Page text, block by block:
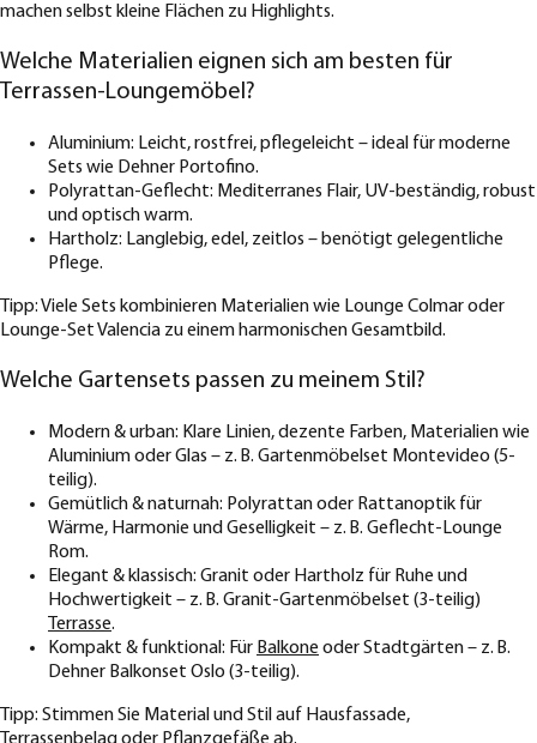
machen selbst kleine Flächen zu Highlights.
Welche Materialien eignen sich am besten für
Terrassen-Loungemöbel?
Aluminium: Leicht, rostfrei, pflegeleicht – ideal für moderne
Sets wie Dehner Portofino.
Polyrattan-Geflecht: Mediterranes Flair, UV-beständig, robust
und optisch warm.
Hartholz: Langlebig, edel, zeitlos – benötigt gelegentliche
Pflege.
Tipp: Viele Sets kombinieren Materialien wie Lounge Colmar oder
Lounge-Set Valencia zu einem harmonischen Gesamtbild.
Welche Gartensets passen zu meinem Stil?
Modern & urban: Klare Linien, dezente Farben, Materialien wie
Aluminium oder Glas – z. B. Gartenmöbelset Montevideo (5-
teilig).
Gemütlich & naturnah: Polyrattan oder Rattanoptik für
Wärme, Harmonie und Geselligkeit – z. B. Geflecht-Lounge
Rom.
Elegant & klassisch: Granit oder Hartholz für Ruhe und
Hochwertigkeit – z. B. Granit-Gartenmöbelset (3-teilig)
Terrasse.
Kompakt & funktional: Für Balkone oder Stadtgärten – z. B.
Dehner Balkonset Oslo (3-teilig).
Tipp: Stimmen Sie Material und Stil auf Hausfassade,